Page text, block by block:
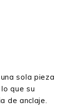
sola pieza
que su
de anclaje.